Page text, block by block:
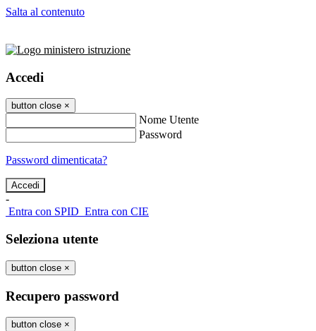
Salta al contenuto
Accedi
button close ×
Nome Utente
Password
Password dimenticata?
-
Entra con SPID Entra con CIE
Seleziona utente
button close ×
Recupero password
button close ×